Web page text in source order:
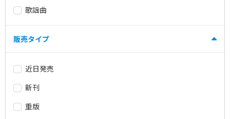
歌謡曲
販売タイプ
近日発売
新刊
重版